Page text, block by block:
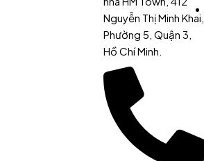
Nguyễn Thị Minh Khai,
Phường 5, Quận 3,
Hồ Chí Minh.